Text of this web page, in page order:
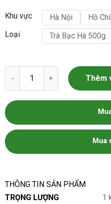
Khu vực Hà Nội
Hồ
Loại
Trà Bạc Hà 500g
Trà Bạc Hà Sấy Khô số lượng
Thêm
Mua
THÔNG TIN SẢN PHẨM
TRỌNG LƯỢNG
1